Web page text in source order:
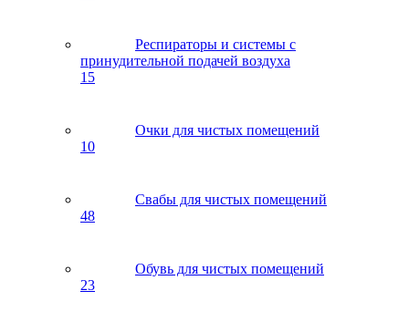
Респираторы и системы с
принудительной подачей воздуха
15
Очки для чистых помещений
10
Свабы для чистых помещений
48
Обувь для чистых помещений
23